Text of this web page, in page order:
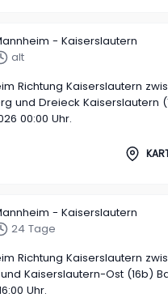
- Kaiserslautern
alt
Richtung Kaiserslautern
und Dreieck Kaiserslautern
00:00 Uhr.
- Kaiserslautern
24 Tage
Richtung Kaiserslautern
Kaiserslautern-Ost (16b)
Uhr.